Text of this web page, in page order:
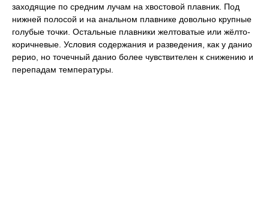
заходящие по средним лучам на хвостовой плавник. Под
нижней полосой и на анальном плавнике довольно крупные
голубые точки. Остальные плавники желтоватые или жёлто-
коричневые. Условия содержания и разведения, как у данио
рерио, но точечный данио более чувствителен к снижению и
перепадам температуры.